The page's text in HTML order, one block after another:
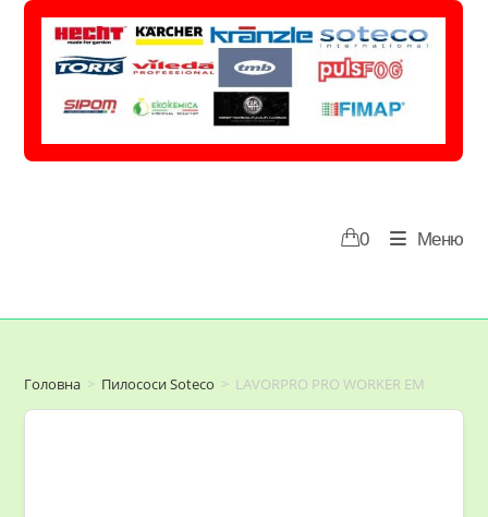
Перейти
0 Меню
Головна > Пилососи Soteco > LAVORPRO PRO WORKER EM